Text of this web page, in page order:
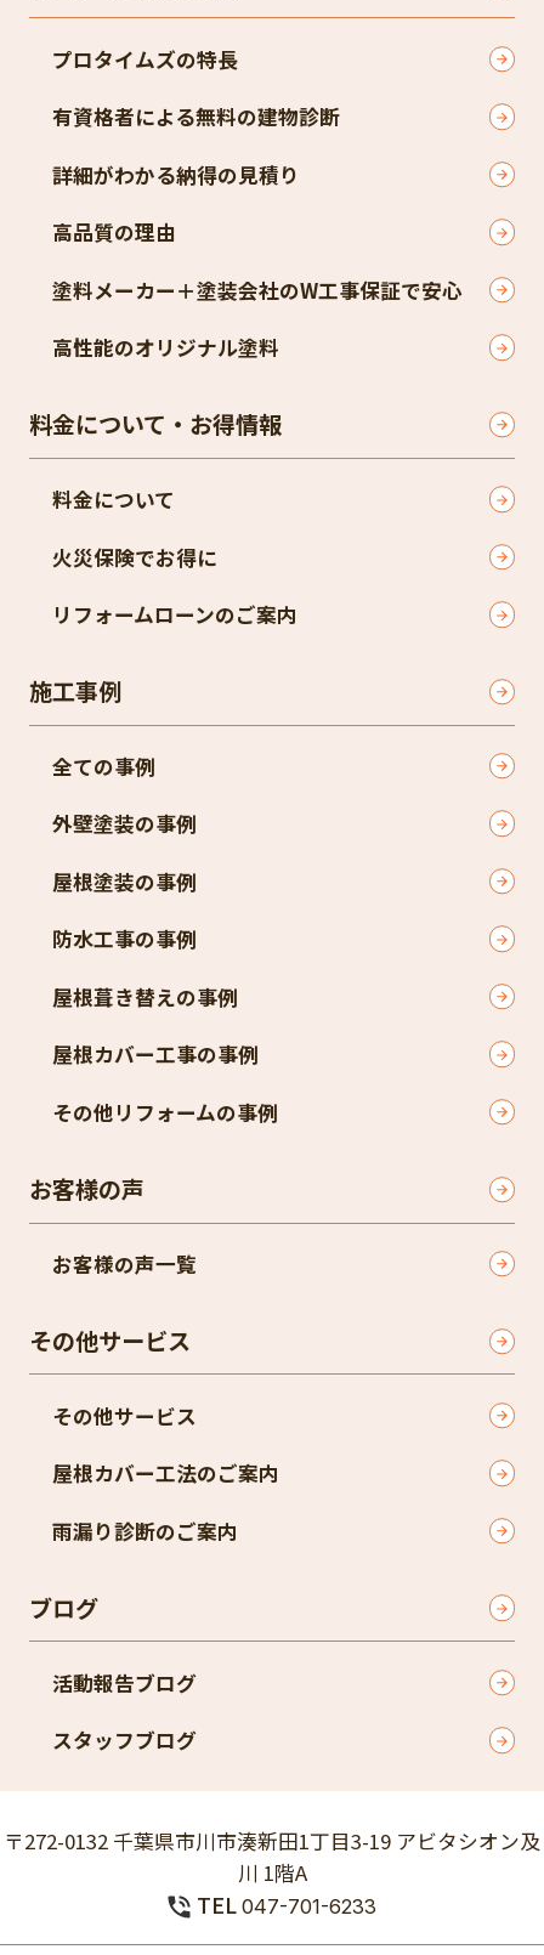
プロタイムズの特長
有資格者による無料の建物診断
詳細がわかる納得の見積り
高品質の理由
塗料メーカー＋塗装会社のW工事保証で安心
高性能のオリジナル塗料
料金について・お得情報
料金について
火災保険でお得に
リフォームローンのご案内
施工事例
全ての事例
外壁塗装の事例
屋根塗装の事例
防水工事の事例
屋根葺き替えの事例
屋根カバー工事の事例
その他リフォームの事例
お客様の声
お客様の声一覧
その他サービス
その他サービス
屋根カバー工法のご案内
雨漏り診断のご案内
ブログ
活動報告ブログ
スタッフブログ
〒272-0132 千葉県市川市湊新田1丁目3-19 アビタシオン及
川 1階A
TEL 047-701-6233